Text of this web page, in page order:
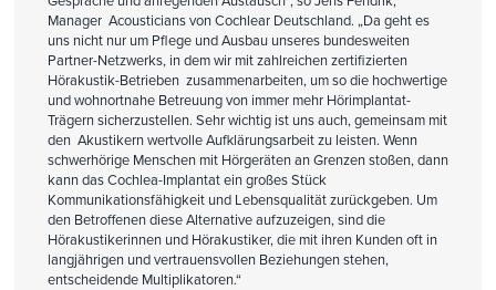
Manager Acousticians von Cochlear Deutschland. „Da geht es
uns nicht nur um Pflege und Ausbau unseres bundesweiten
Partner-Netzwerks, in dem wir mit zahlreichen zertifizierten
Hörakustik-Betrieben zusammenarbeiten, um so die hochwertige
und wohnortnahe Betreuung von immer mehr Hörimplantat-
Trägern sicherzustellen. Sehr wichtig ist uns auch, gemeinsam mit
den Akustikern wertvolle Aufklärungsarbeit zu leisten. Wenn
schwerhörige Menschen mit Hörgeräten an Grenzen stoßen, dann
kann das Cochlea-Implantat ein großes Stück
Kommunikationsfähigkeit und Lebensqualität zurückgeben. Um
den Betroffenen diese Alternative aufzuzeigen, sind die
Hörakustikerinnen und Hörakustiker, die mit ihren Kunden oft in
langjährigen und vertrauensvollen Beziehungen stehen,
entscheidende Multiplikatoren.“